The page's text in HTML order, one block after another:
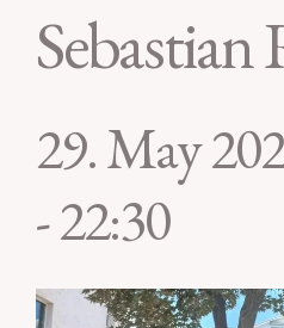
29. May
-22:30